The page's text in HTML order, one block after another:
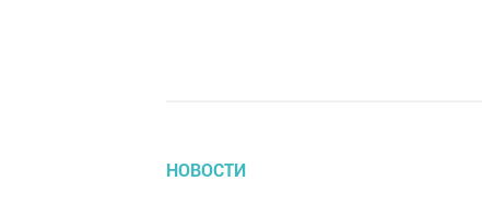
НОВОСТИ